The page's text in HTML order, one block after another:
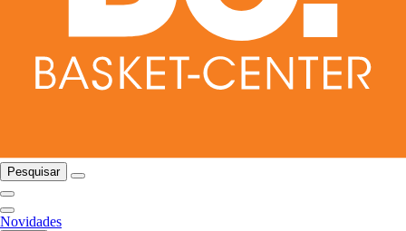
Pesquisar
Novidades